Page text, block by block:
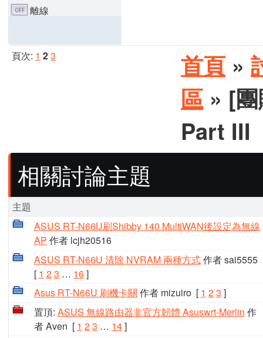
離線
頁次: 1 23 首頁 »
區 » [
Part III
相關討論主題
主題
ASUS RT-N66U刷Shibby 140 MultiWAN後設定為無線
AP 作者 lcjh20516
ASUS RT-N66U 清除 NVRAM 兩種方式作者 sai5555
[ 1 23 … 16]
Asus RT-N66U 刷機卡關 作者 mizuiro[ 1 23 ]
置頂: ASUS 無線路由器非官方韌體 Asuswrt-Merlin 作
者 Aven [ 1 23 … 14]